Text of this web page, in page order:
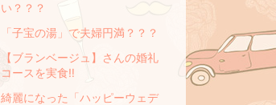
い？？？
「子宝の湯」で夫婦円満？？？
【ブランベージュ】さんの婚礼
コースを実食‼
綺麗になった「ハッピーウェデ